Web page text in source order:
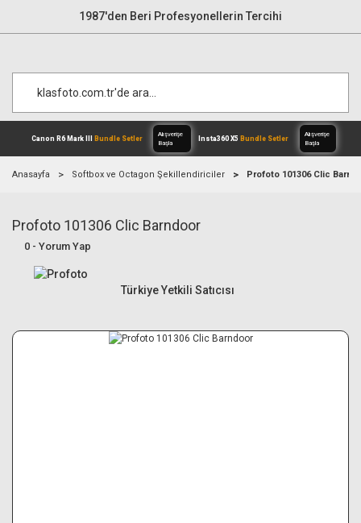
1987'den Beri Profesyonellerin Tercihi
Canon R6 Mark IIIBundle Setler
Anasayfa Softbox ve Octagon Şekillendiriciler Profoto 101306 Clic
Profoto 101306 Clic Barndoor
0 - Yorum Yap
Türkiye Yetkili Satıcısı